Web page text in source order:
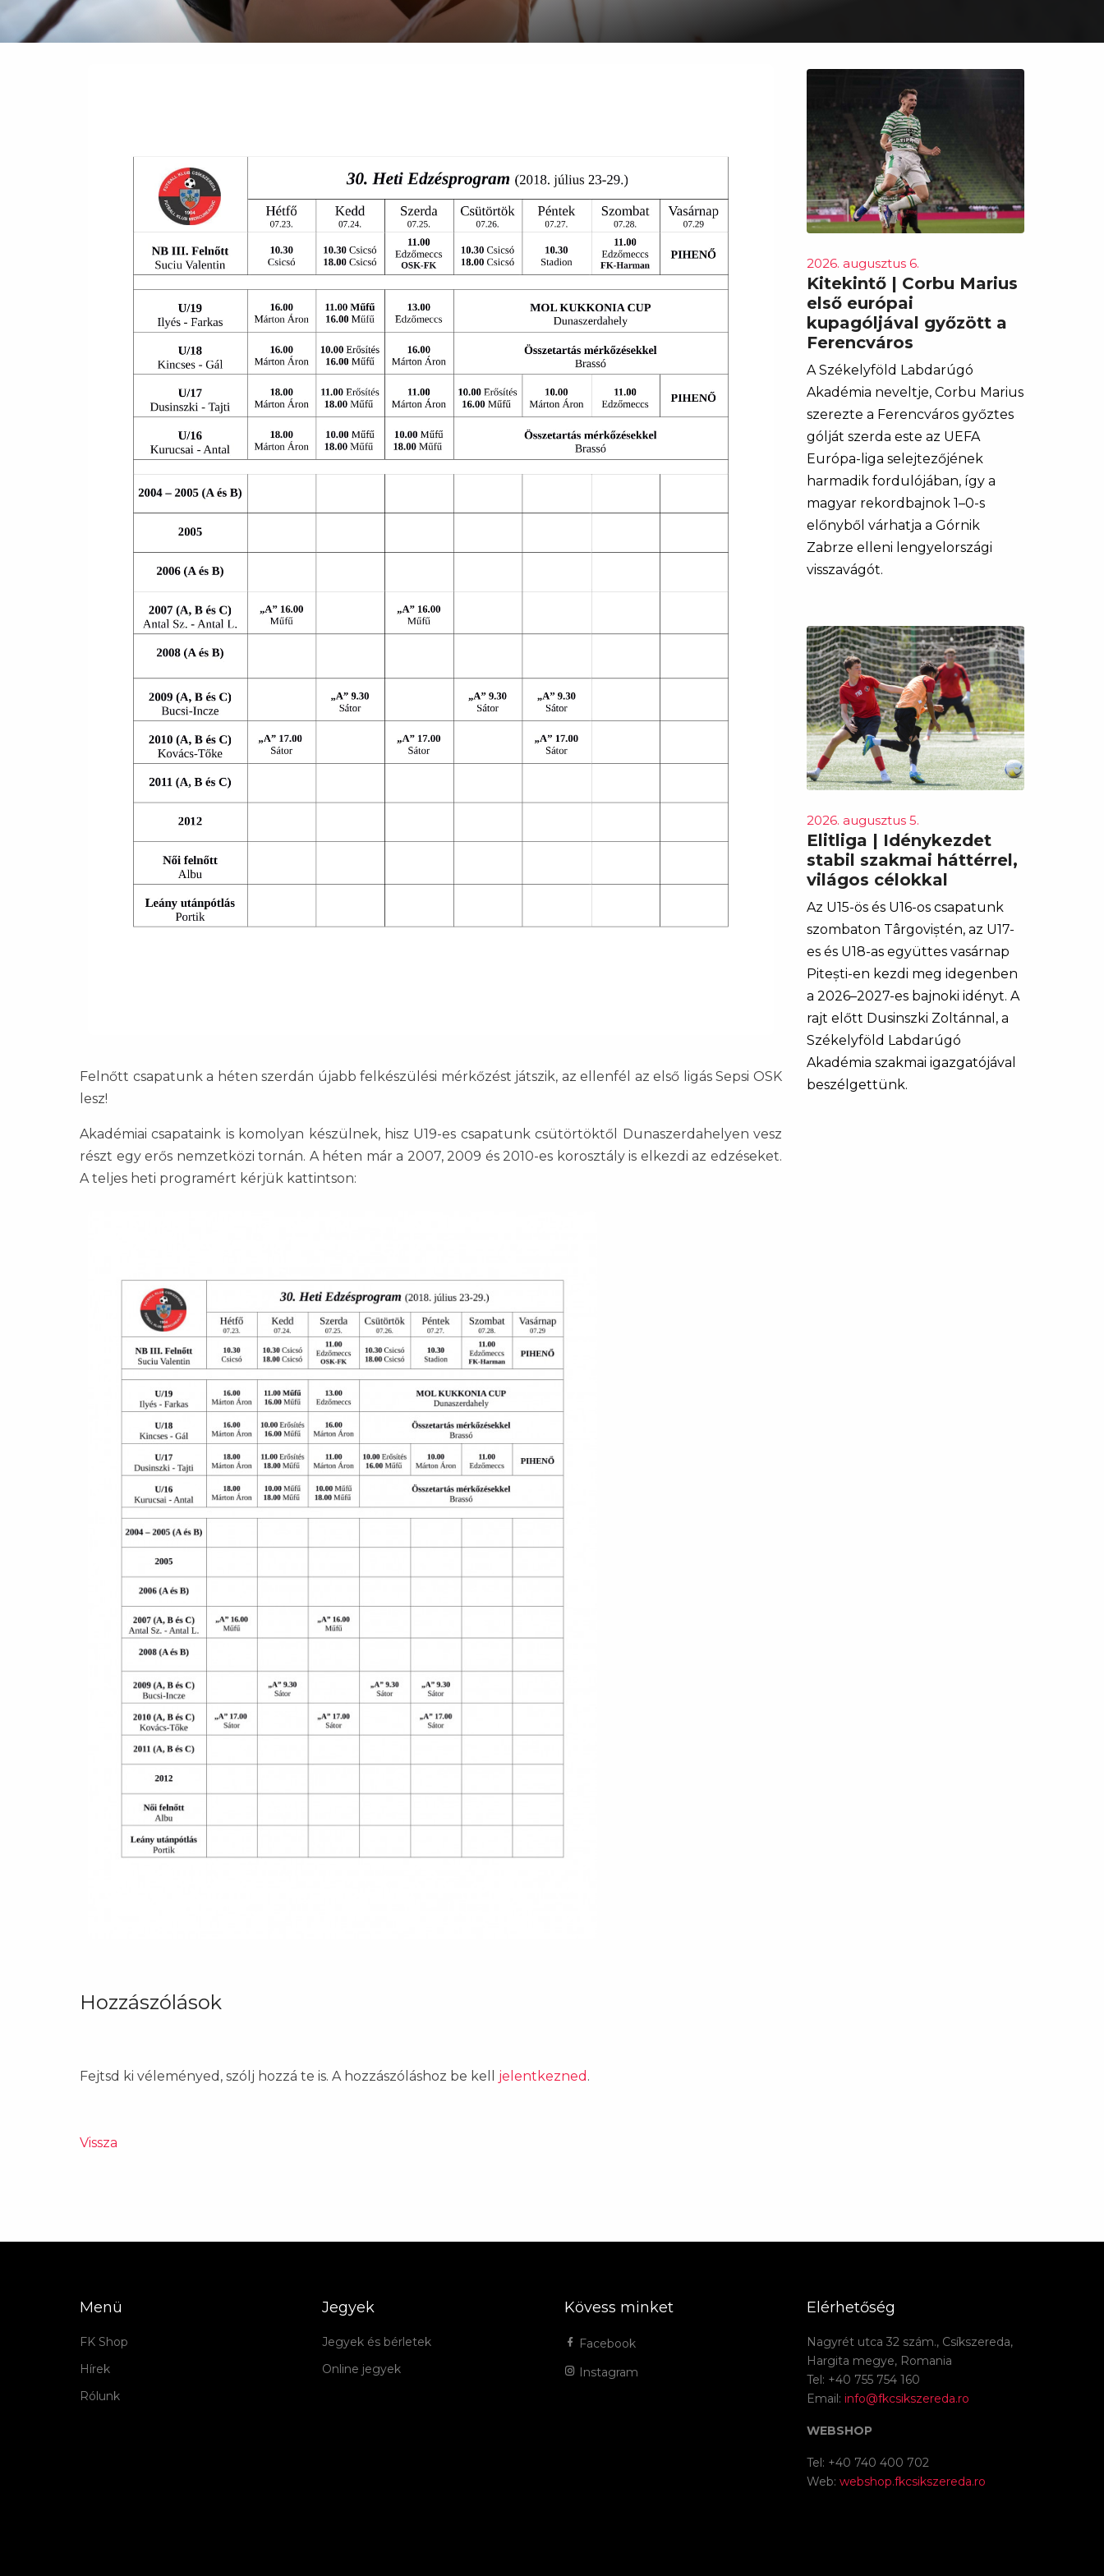
Felnőtt csapatunk a héten szerdán újabb felkészülési mérkőzést játszik, az ellenfél az első ligás Sepsi OSK
lesz!
Akadémiai csapataink is komolyan készülnek, hisz U19-es csapatunk csütörtöktől Dunaszerdahelyen vesz
részt egy erős nemzetközi tornán. A héten már a 2007, 2009 és 2010-es korosztály is elkezdi az edzéseket.
A teljes heti programért kérjük kattintson:
2026. augusztus 6.
Kitekintő | Corbu Marius
első európai
kupagóljával győzött a
Ferencváros
A Székelyföld Labdarúgó
Akadémia neveltje, Corbu Marius
szerezte a Ferencváros győztes
gólját szerda este az UEFA
Európa-liga selejtezőjének
harmadik fordulójában, így a
magyar rekordbajnok 1–0-s
előnyből várhatja a Górnik
Zabrze elleni lengyelországi
visszavágót.
2026. augusztus 5.
Elitliga | Idénykezdet
stabil szakmai háttérrel,
világos célokkal
Az U15-ös és U16-os csapatunk
szombaton Târgoviștén, az U17-
es és U18-as együttes vasárnap
Pitești-en kezdi meg idegenben
a 2026–2027-es bajnoki idényt. A
rajt előtt Dusinszki Zoltánnal, a
Székelyföld Labdarúgó
Akadémia szakmai igazgatójával
beszélgettünk.
Hozzászólások
Fejtsd ki véleményed, szólj hozzá te is. A hozzászóláshoz be kell jelentkezned .
Vissza
Menü
FK Shop
Hírek
Rólunk
Jegyek
Jegyek és bérletek
Online jegyek
Kövess minket
Facebook
Instagram
Elérhetőség
Nagyrét utca 32 szám., Csíkszereda,
Hargita megye, Romania
Tel: +40 755 754 160
Email: info@fkcsikszereda.ro
WEBSHOP
Tel: +40 740 400 702
Web: webshop.fkcsikszereda.ro